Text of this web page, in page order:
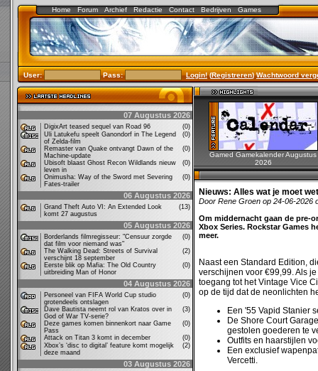
Home Forum Archief Redactie Contact Bedrijven Games
User: Pass: Login!(Registreren)Wachtwoord
07 Augustus 2026
DigixArt teased sequel van Road 96
(0)
Uli Latukefu speelt Ganondorf in The Legend
of Zelda-film
(0)
Remaster van Quake ontvangt Dawn of the
Machine-update
(0)
Ubisoft blaast Ghost Recon Wildlands nieuw
leven in
(0)
Onimusha: Way of the Sword met Severing
Fates-trailer
(0)
06 Augustus 2026
Grand Theft Auto VI: An Extended Look
komt 27 augustus
(13)
05 Augustus 2026
Borderlands filmregisseur: "Censuur zorgde
dat film voor niemand was"
(0)
The Walking Dead: Streets of Survival
verschijnt 18 september
(2)
Eerste blik op Mafia: The Old Country
uitbreiding Man of Honor
(0)
04 Augustus 2026
Personeel van FIFA World Cup studio
grotendeels ontslagen
(0)
Dave Bautista neemt rol van Kratos over in
God of War TV-serie?
(3)
Deze games komen binnenkort naar Game
Pass
(0)
Attack on Titan 3 komt in december
(0)
Xbox’s ‘disc to digital’ feature komt mogelijk
deze maand
(2)
03 Augustus 2026
Gamed Gamekalender Augustus
2026
Nieuws: Alles wat je moet
Door Rene Groen op 24-06-2026
Om middernacht gaan de pre-
Xbox Series. Rockstar Games
meer.
Naast een Standard Edition,
verschijnen voor €99,99. Als
toegang tot het Vintage Vice
op de tijd dat de neonlichten
Een '55 Vapid Stanier
De Shore Court
gestolen goederen te
Outfits en haarstijlen
Een exclusief
Vercetti.